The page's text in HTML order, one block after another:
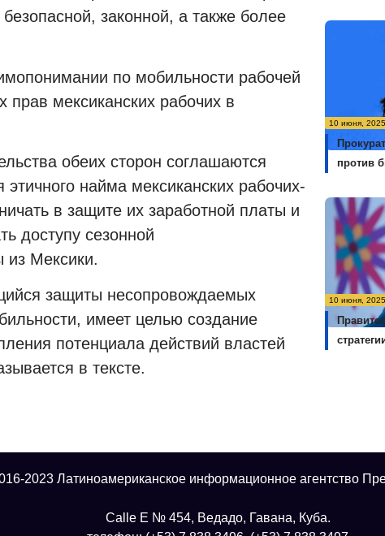
законной, а также более
по мобильности рабочей
прав мексиканских рабочих в
обеих сторон соглашаются
найма мексиканских рабочих-
в защите их заработной платы и
доступу сезонной
из Мексики.
защиты несопровождаемых
имеет целью создание
потенциала действий властей
в тексте.
10 июня, 2025
против
10 июня, 2025
2023 Латиноамериканское информационное агентство
Calle E № 454, Ведадо, Гавана, Куба.